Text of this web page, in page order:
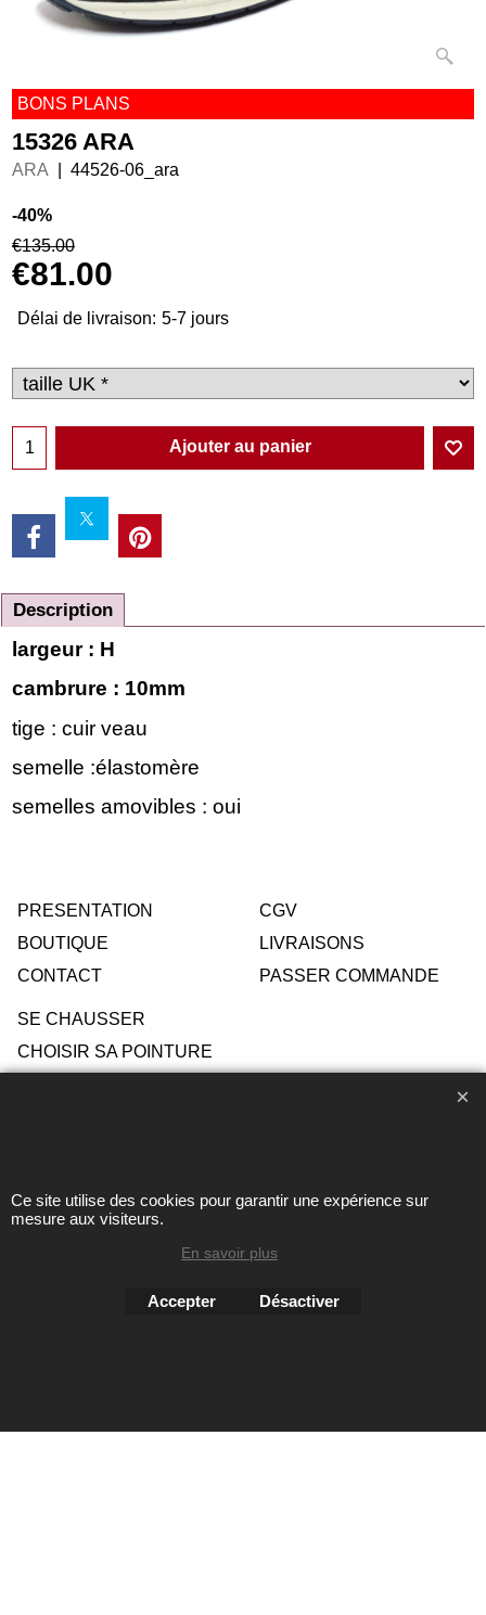
BONS PLANS
15326 ARA
ARA 44526-06_ara
-40%
€135.00
€81.00
Délai de livraison: 5-7 jours
Ajouter au panier
Description
largeur : H
cambrure : 10mm
tige : cuir veau
semelle :élastomère
semelles amovibles : oui
PRESENTATION
BOUTIQUE
CONTACT
CGV
LIVRAISONS
PASSER COMMANDE
SE CHAUSSER
CHOISIR SA POINTURE
Toute reproduction de textes, photos ou autres éléments des
sites Avril chausseur confort est strictement interdite sous
Ce site utilise des cookies pour garantir une expérience sur
mesure aux visiteurs.
En savoir plus
Accepter Désactiver